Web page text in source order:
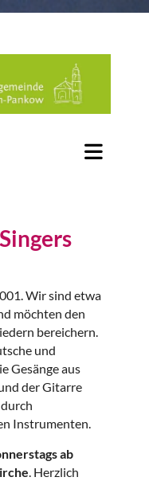
Wir sind etwa
möchten den
bereichern.
und
Gesänge aus
der Gitarre
Instrumenten.
ab
. Herzlich